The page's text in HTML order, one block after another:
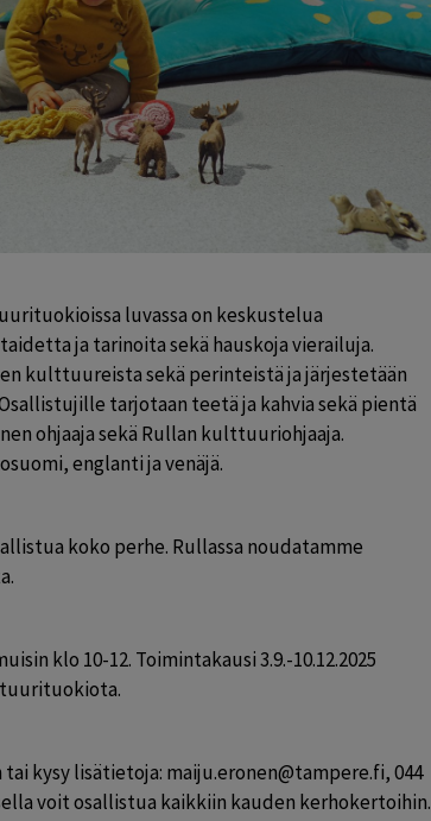
luvassa on keskustelua
ja tarinoita sekä hauskoja vierailuja.
kulttuureista sekä perinteistä ja järjestetään
tarjotaan teetä ja kahvia sekä pientä
ohjaaja sekä Rullan kulttuuriohjaaja.
englanti ja venäjä.
koko perhe. Rullassa noudatamme
klo 10-12. Toimintakausi 3.9.-10.12.2025
kysy lisätietoja: maiju.eronen@tampere.fi, 044
voit osallistua kaikkiin kauden kerhokertoihin.